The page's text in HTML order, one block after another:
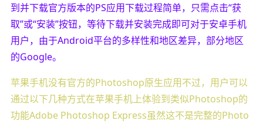
到并下载官方版本的PS应用下载过程简单，只需点击“获
取”或“安装”按钮，等待下载并安装完成即可对于安卓手机
用户，由于Android平台的多样性和地区差异，部分地区
的Google。
苹果手机没有官方的Photoshop原生应用不过，用户可以
通过以下几种方式在苹果手机上体验到类似Photoshop的
功能Adobe Photoshop Express虽然这不是完整的Photo